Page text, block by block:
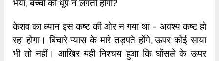
भैया, बच्‍चों को धूप न लगती होगी?
केशव का ध्‍यान इस कष्‍ट की ओर न गया था – अवश्‍य कष्‍ट हो
रहा होगा। बिचारे प्‍यास के मारे तड़पते होंगे, ऊपर कोई साया
भी तो नहीं। आखिर यही निश्‍चय हुआ कि घोंसले के ऊपर